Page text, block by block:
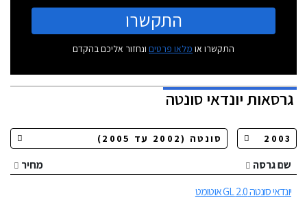
התקשרו
התקשרו או מלאו פרטים ונחזור אליכם בהקדם
גרסאותיונדאי סונטה
שם גרסה
מחיר
יונדאי סונטה 2.0 GL אוטומט